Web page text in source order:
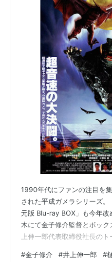
1990年代にファンの注目を
された平成ガメラシリーズ
元版 Blu-ray BOX」も今年
木にて金子修介監督とボッ
上伸一郎代表取締役社長のト
#金子修介 #井上伸一郎 #